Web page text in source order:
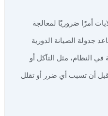
أمرًا ضروريًا لمعالجة
جدولة الصيانة الدورية
النظام، مثل التآكل أو
قبل أن تسبب أي ضرر أو تقلل